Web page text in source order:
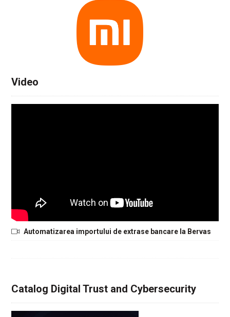
Video
Automatizarea importului de extrase bancare la Bervas
Catalog Digital Trust and Cybersecurity